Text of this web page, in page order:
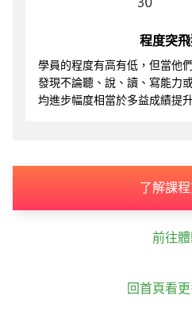
程度突
學員的程度有高有低，但當他
發現不論聽、說、讀、寫能力
均進步幅度相當於多益成績提
了解課
前往
回首頁看